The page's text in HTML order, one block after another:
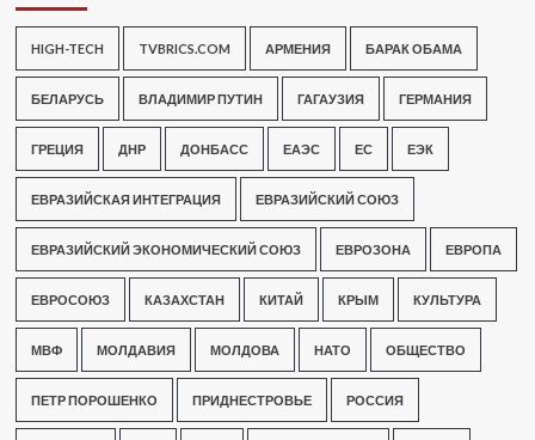
HIGH-TECH TVBRICS.COM АРМЕНИЯ БАРАК ОБАМА
БЕЛАРУСЬ ВЛАДИМИР ПУТИН ГАГАУЗИЯ ГЕРМАНИЯ
ГРЕЦИЯ ДНР ДОНБАСС ЕАЭС ЕС ЕЭК
ЕВРАЗИЙСКАЯ ИНТЕГРАЦИЯ ЕВРАЗИЙСКИЙ СОЮЗ
ЕВРАЗИЙСКИЙ ЭКОНОМИЧЕСКИЙ СОЮЗ ЕВРОЗОНА ЕВРОПА
ЕВРОСОЮЗ КАЗАХСТАН КИТАЙ КРЫМ КУЛЬТУРА
МВФ МОЛДАВИЯ МОЛДОВА НАТО ОБЩЕСТВО
ПЕТР ПОРОШЕНКО ПРИДНЕСТРОВЬЕ РОССИЯ